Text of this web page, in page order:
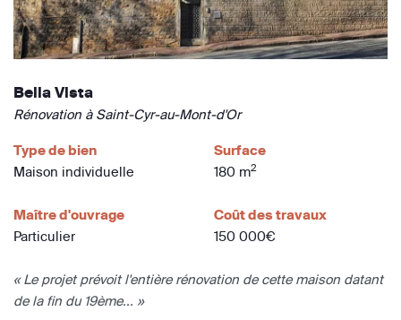
Bella Vista
Rénovation à Saint-Cyr-au-Mont-d'Or
Type de bien
Maison individuelle
Surface
180 m2
Maître d'ouvrage
Particulier
Coût des travaux
150 000€
« Le projet prévoit l'entière rénovation de cette maison datant
de la fin du 19ème... »